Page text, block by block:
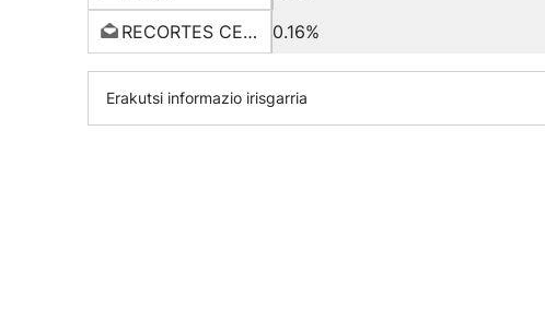
RECORTES CERO
0.16%
Erakutsi informazio irisgarria